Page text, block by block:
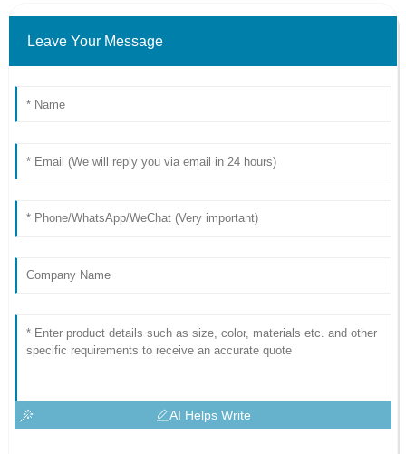
Leave Your Message
AI Helps Write